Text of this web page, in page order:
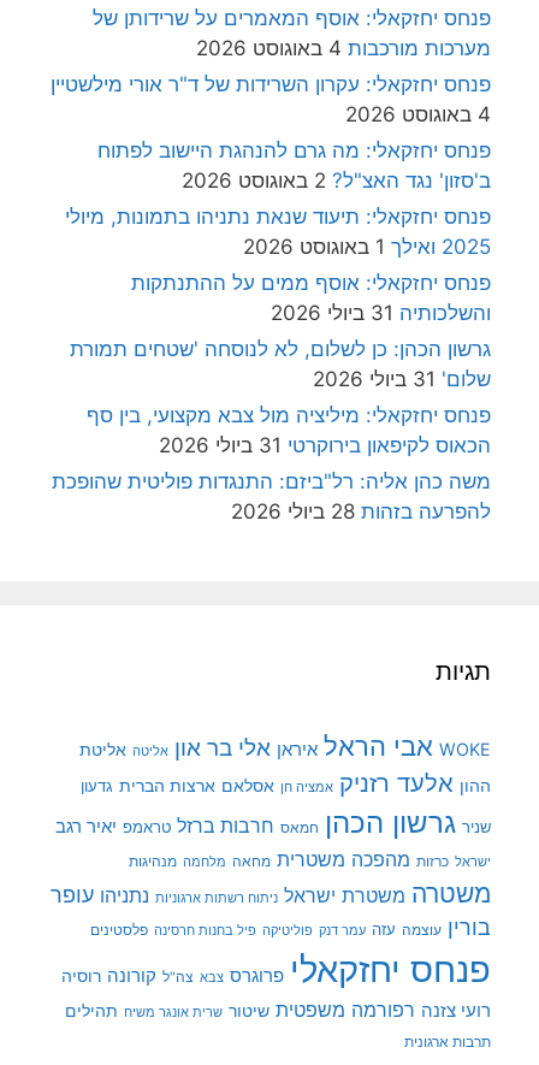
פנחס יחזקאלי: אוסף המאמרים על שרידותן של
מערכות מורכבות 4 באוגוסט 2026
פנחס יחזקאלי: עקרון השרידות של ד"ר אורי מילשטיין
4 באוגוסט 2026
פנחס יחזקאלי: מה גרם להנהגת היישוב לפתוח
ב'סזון' נגד האצ"ל? 2 באוגוסט 2026
פנחס יחזקאלי: תיעוד שנאת נתניהו בתמונות, מיולי
2025 ואילך
1 באוגוסט 2026
פנחס יחזקאלי: אוסף ממים על ההתנתקות
והשלכותיה 31 ביולי 2026
גרשון הכהן: כן לשלום, לא לנוסחה 'שטחים תמורת
שלום' 31 ביולי 2026
פנחס יחזקאלי: מיליציה מול צבא מקצועי, בין סף
הכאוס לקיפאון בירוקרטי 31 ביולי 2026
משה כהן אליה: רל"ביזם: התנגדות פוליטית שהופכת
להפרעה בזהות 28 ביולי 2026
תגיות
WOKE אבי הראל איראן אלי בר און אליטה אליטת
ההון אלעד רזניק אמציה חן אסלאם ארצות הברית גדעון
שניר גרשון הכהן חמאס חרבות ברזל טראמפ יאיר רגב
ישראל כרזות מהפכה משטרית מחאה מלחמה מנהיגות
משטרה משטרת ישראל ניתוח רשתות ארגוניות נתניהו עופר
בורין עוצמה עזה עמר דנק פוליטיקה פיל בחנות חרסינה פלסטינים
פנחס יחזקאלי פרוגרס צבא צה"ל קורונה רוסיה
רועי צזנה רפורמה משפטית שיטור שרית אונגר משיח תהילים
תרבות ארגונית